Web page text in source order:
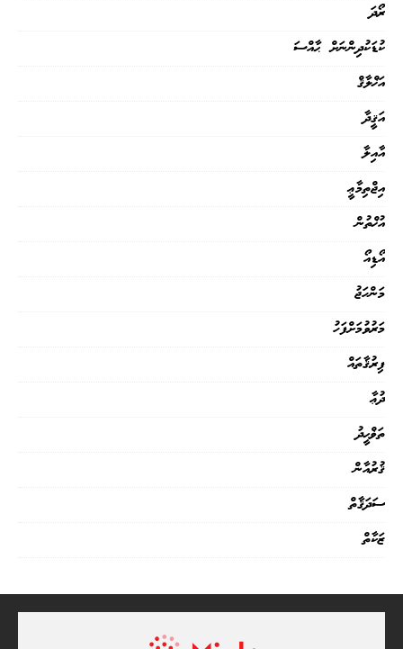
ރޯދަ
ކުޑަކުދިންނަށް ޙާއްސަ
އަޚްލާޤް
އަޤީދާ
އާއިލާ
އިޖްތިމާޢީ
އުޚްތުން
އޯޑިއޯ
މަންހަޖު
މަރުވުމަށްފަހު
ފިރުޤާތައް
ދުޢާ
ތަޥްޙީދު
ޤުރުއާން
ސަދަޤާތް
ޒަކާތް